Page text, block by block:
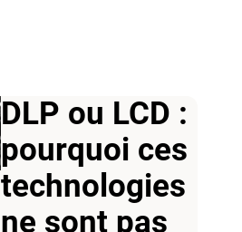
DLP ou LCD :
pourquoi ces
technologies
ne sont pas